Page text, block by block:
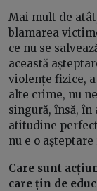
Mai mult de
blamarea
ce nu se
această
violențe fizice,
alte crime, nu
singură, însă, în
atitudine
nu e o
Care sunt
care țin de